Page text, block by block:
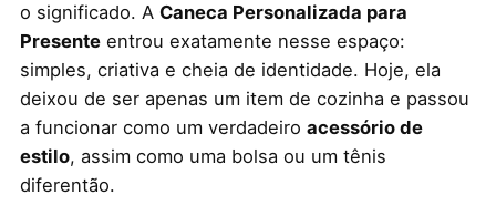
o significado. A Caneca Personalizada para
Presenteentrou exatamente nesse espaço:
simples, criativa e cheia de identidade. Hoje, ela
deixou de ser apenas um item de cozinha e passou
a funcionar como um verdadeiro acessório de
estilo, assim como uma bolsa ou um tênis
diferentão.